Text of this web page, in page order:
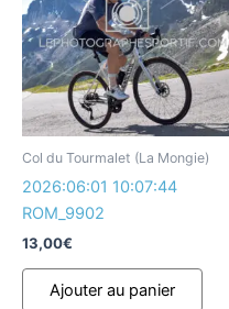
Col du Tourmalet (La Mongie)
2026:06:01 10:07:44
ROM_9902
13,00€
Ajouter au panier